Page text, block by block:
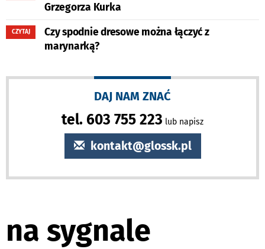
Grzegorza Kurka
CZYTAJ
Czy spodnie dresowe można łączyć z
marynarką?
DAJ NAM ZNAĆ
tel. 603 755 223 lub napisz
kontakt@glossk.pl
na sygnale